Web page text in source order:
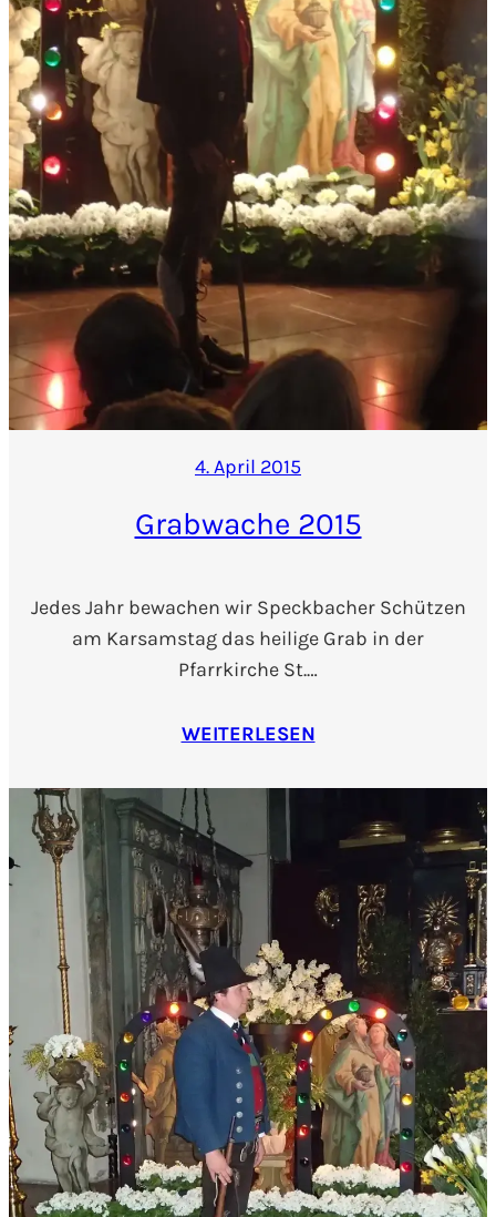
4. April 2015
Grabwache 2015
Jedes Jahr bewachen wir Speckbacher Schützen
am Karsamstag das heilige Grab in der
Pfarrkirche St.…
WEITERLESEN